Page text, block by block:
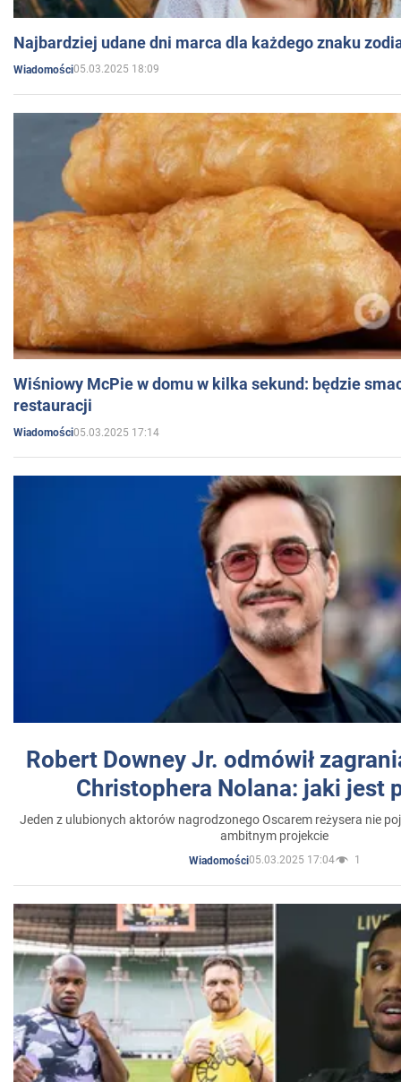
Najbardziej udane dni marca dla każdego znaku
Wiadomości05.03.2025 18:09
Wiśniowy McPie w domu w kilka sekund: będzie
restauracji
Wiadomości05.03.2025 17:14
Robert Downey Jr. odmówił
Christophera Nolana: jaki jest
Jeden z ulubionych aktorów nagrodzonego Oscarem reżysera nie
ambitnym projekcie
Wiadomości05.03.2025 17:04 1